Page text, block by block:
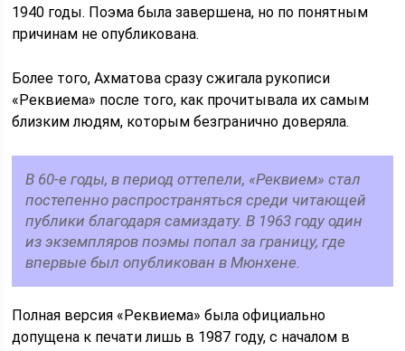
1940 годы. Поэма была завершена, но по понятным
причинам не опубликована.
Более того, Ахматова сразу сжигала рукописи
«Реквиема» после того, как прочитывала их самым
близким людям, которым безгранично доверяла.
В 60-е годы, в период оттепели, «Реквием» стал
постепенно распространяться среди читающей
публики благодаря самиздату. В 1963 году один
из экземпляров поэмы попал за границу, где
впервые был опубликован в Мюнхене.
Полная версия «Реквиема» была официально
допущена к печати лишь в 1987 году, с началом в